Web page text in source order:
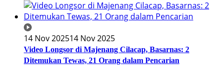
14 Nov 202514 Nov 2025
Video Longsor di Majenang Cilacap, Basarnas: 2
Ditemukan Tewas, 21 Orang dalam Pencarian